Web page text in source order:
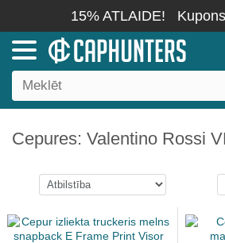
15% ATLAIDE!
Cepures: Valentino Rossi